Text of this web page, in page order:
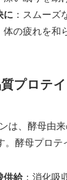
に ：スムー
体の疲れを和
プロテ
は、酵母由
酵母プロテ
供給：消化吸